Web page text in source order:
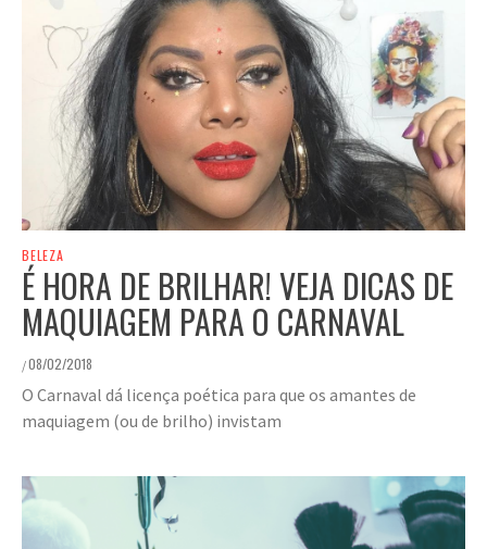
BELEZA
É HORA DE BRILHAR! VEJA DICAS DE
MAQUIAGEM PARA O CARNAVAL
/08/02/2018
O Carnaval dá licença poética para que os amantes de
maquiagem (ou de brilho) invistam